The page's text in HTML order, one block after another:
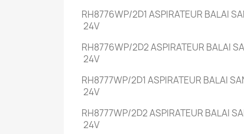
RH8776WP/2D1ASPIRATEUR BALAI
24V
RH8776WP/2D2ASPIRATEUR BALAI
24V
RH8777WP/2D1ASPIRATEUR BALAI
24V
RH8777WP/2D2ASPIRATEUR BALAI
24V